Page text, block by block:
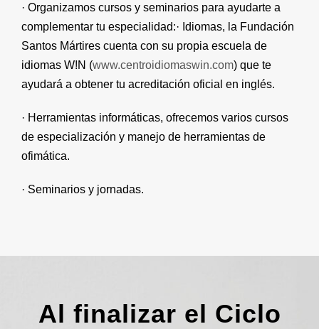
· Organizamos cursos y seminarios para ayudarte a
complementar tu especialidad:· Idiomas, la Fundación
Santos Mártires cuenta con su propia escuela de
idiomas W!N (www.centroidiomaswin.com) que te
ayudará a obtener tu acreditación oficial en inglés.
· Herramientas informáticas, ofrecemos varios cursos
de especialización y manejo de herramientas de
ofimática.
· Seminarios y jornadas.
Al finalizar el Ciclo